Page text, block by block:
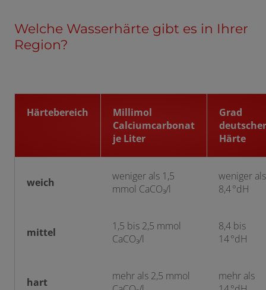
Welche Wasserhärte gibt es in Ihrer
Region?
Härtebereich
Millimol
Calciumcarbonat
je Liter
Grad
deutscher
Härte
weich
weniger als 1,5
mmol CaCO₃/l
weniger als
8,4 °dH
mittel
1,5 bis 2,5 mmol
CaCO₃/l
8,4 bis
14 °dH
hart
mehr als 2,5 mmol
mehr als